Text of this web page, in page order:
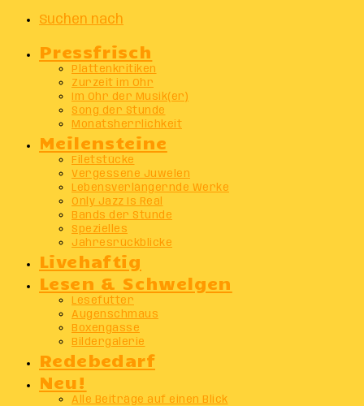
Suchen nach
Pressfrisch
Plattenkritiken
Zurzeit im Ohr
Im Ohr der Musik(er)
Song der Stunde
Monatsherrlichkeit
Meilensteine
Filetstücke
Vergessene Juwelen
Lebensverlängernde Werke
Only Jazz Is Real
Bands der Stunde
Spezielles
Jahresrückblicke
Livehaftig
Lesen & Schwelgen
Lesefutter
Augenschmaus
Boxengasse
Bildergalerie
Redebedarf
Neu!
Alle Beiträge auf einen Blick